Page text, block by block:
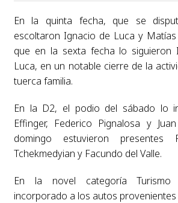
En la quinta fecha, que se
escoltaron Ignacio de Luca y
que en la sexta fecha lo siguieron
Luca, en un notable cierre de la
tuerca familia.
En la D2, el podio del sábado lo
Effinger, Federico Pignalosa y
domingo estuvieron presentes
Tchekmedyian y Facundo del Valle.
En la novel categoría
incorporado a los autos provenientes